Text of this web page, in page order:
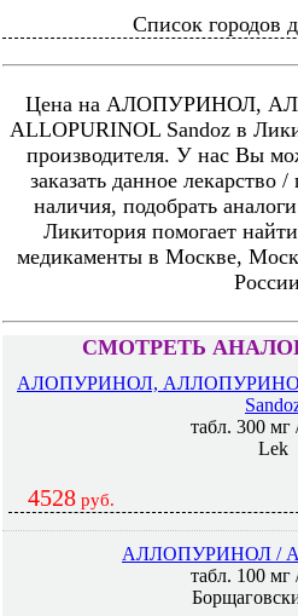
Список городов
Цена на АЛОПУРИНОЛ,
ALLOPURINOL Sandoz в
производителя. У нас Вы
заказать данное лекарство
наличия, подобрать
Ликитория помогает
медикаменты в Москве,
СМОТРЕТЬ
АЛОПУРИНОЛ, АЛЛОПУРИНОЛ
табл. 300 мг
Lek
4528 руб.
АЛЛОПУРИНОЛ /
табл. 100 мг